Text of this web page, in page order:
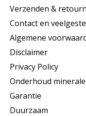
Verzenden &
Contact en
Algemene
Disclaimer
Privacy Policy
Onderhoud
Garantie
Duurzaam